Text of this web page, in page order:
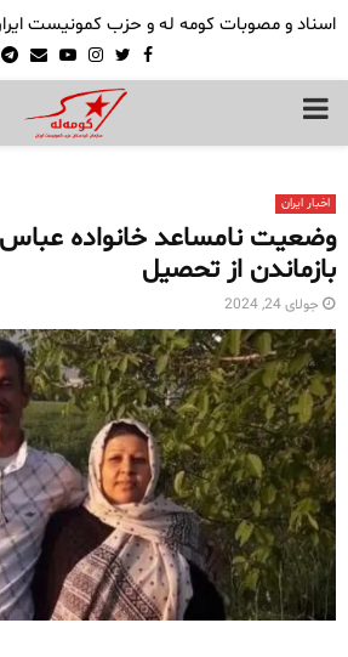
اسناد و مصوبات کومه له و حزب کمونیست
Facebook
Twitter
Instagram
Youtube
Email
PRIMARY
اخبار ایران
وضعیت نامساعد خانواده
بازماندن از تحصیل
جولای 24, 2024